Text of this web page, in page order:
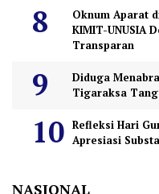
Oknum Aparat
KIMIT-UNUSIA
Transparan
Diduga
Tigaraksa
Refleksi Hari
Apresiasi
NASIONAL